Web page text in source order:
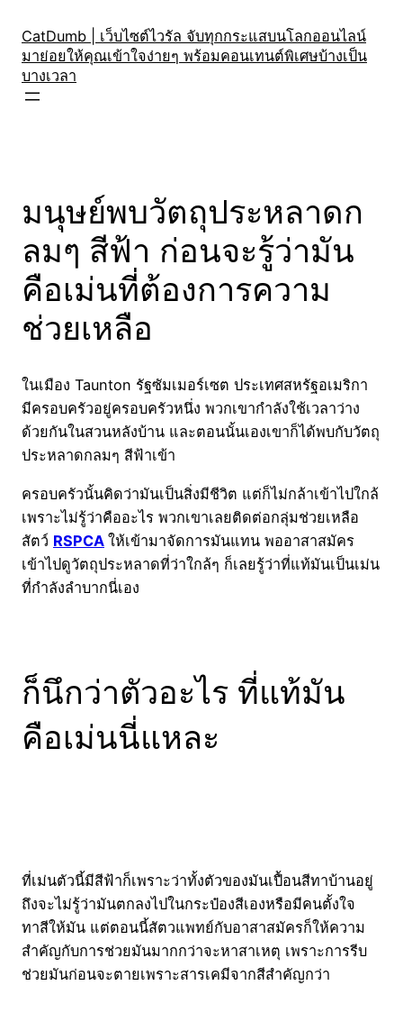
content
CatDumb | เว็บไซต์ไวรัล จับทุกกระแสบนโลกออนไลน์
มาย่อยให้คุณเข้าใจง่ายๆ พร้อมคอนเทนต์พิเศษบ้างเป็น
บางเวลา
มนุษย์พบวัตถุประหลาดก
ลมๆ สีฟ้า ก่อนจะรู้ว่ามัน
คือเม่นที่ต้องการความ
ช่วยเหลือ
ในเมือง Taunton รัฐซัมเมอร์เซต ประเทศสหรัฐอเมริกา
มีครอบครัวอยู่ครอบครัวหนึ่ง พวกเขากำลังใช้เวลาว่าง
ด้วยกันในสวนหลังบ้าน และตอนนั้นเองเขาก็ได้พบกับวัตถุ
ประหลาดกลมๆ สีฟ้าเข้า
ครอบครัวนั้นคิดว่ามันเป็นสิ่งมีชีวิต แต่ก็ไม่กล้าเข้าไปใกล้
เพราะไม่รู้ว่าคืออะไร พวกเขาเลยติดต่อกลุ่มช่วยเหลือ
สัตว์ RSPCA ให้เข้ามาจัดการมันแทน พออาสาสมัคร
เข้าไปดูวัตถุประหลาดที่ว่าใกล้ๆ ก็เลยรู้ว่าที่แท้มันเป็นเม่น
ที่กำลังลำบากนี่เอง
ก็นึกว่าตัวอะไร ที่แท้มัน
คือเม่นนี่แหละ
ที่เม่นตัวนี้มีสีฟ้าก็เพราะว่าทั้งตัวของมันเปื้อนสีทาบ้านอยู่
ถึงจะไม่รู้ว่ามันตกลงไปในกระป๋องสีเองหรือมีคนตั้งใจ
ทาสีให้มัน แต่ตอนนี้สัตวแพทย์กับอาสาสมัครก็ให้ความ
สำคัญกับการช่วยมันมากกว่าจะหาสาเหตุ เพราะการรีบ
ช่วยมันก่อนจะตายเพราะสารเคมีจากสีสำคัญกว่า